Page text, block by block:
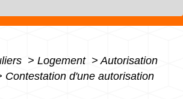
> Logement > Autorisation
Contestation d'une autorisation